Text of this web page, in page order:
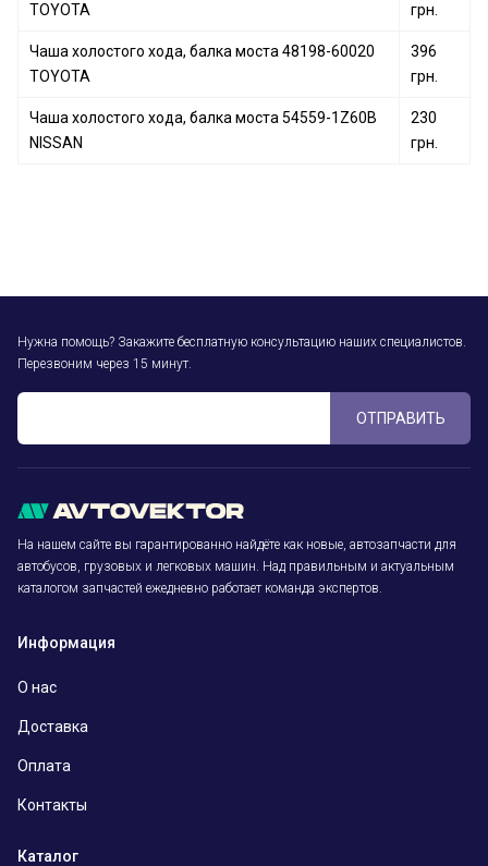
TOYOTA
грн.
Чаша холостого хода, балка моста 48198-60020
TOYOTA
396
грн.
Чаша холостого хода, балка моста 54559-1Z60B
NISSAN
230
грн.
Нужна помощь? Закажите бесплатную консультацию наших специалистов.
Перезвоним через 15 минут.
ОТПРАВИТЬ
На нашем сайте вы гарантированно найдёте как новые, автозапчасти для
автобусов, грузовых и легковых машин. Над правильным и актуальным
каталогом запчастей ежедневно работает команда экспертов.
Информация
О нас
Доставка
Оплата
Контакты
Каталог